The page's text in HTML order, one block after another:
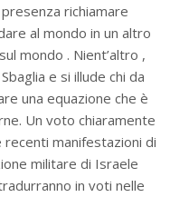
richiamare
al mondo in un altro
mondo . Nient’altro ,
e si illude chi da
una equazione che è
Un voto chiaramente
recenti manifestazioni di
militare di Israele
in voti nelle